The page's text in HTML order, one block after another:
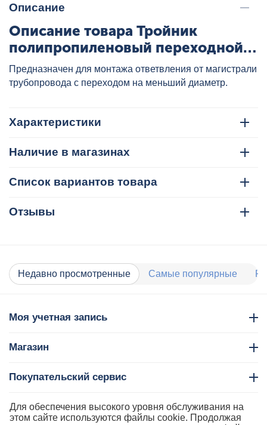
Описание
Описание товара Тройник
полипропиленовый переходной
63x32x63 бел., артикул:
2204633263
Предназначен для монтажа ответвления от магистрали
трубопровода с переходом на меньший диаметр.
Характеристики
Наличие в магазинах
Список вариантов товара
Отзывы
Недавно просмотренные Самые популярные
Моя учетная запись
Магазин
Покупательский сервис
Контакты
Для обеспечения высокого уровня обслуживания на
этом сайте используются файлы cookie. Продолжая